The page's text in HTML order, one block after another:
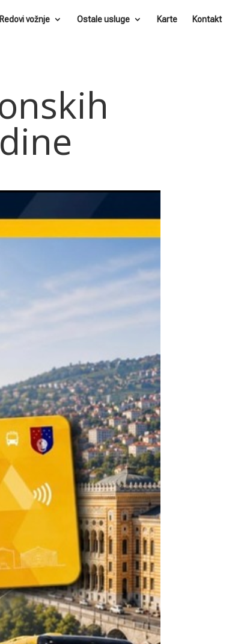
Redovi vožnje Ostale usluge Karte Kontakt